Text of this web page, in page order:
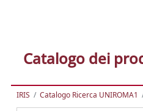
Catalogo dei
IRIS Catalogo Ricerca UNIROMA1